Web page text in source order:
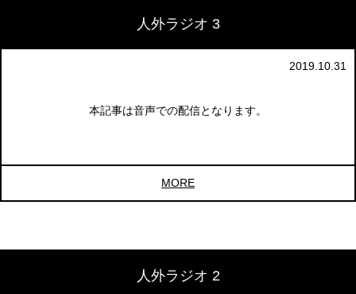
人外ラジオ 3
2019.10.31
本記事は音声での配信となります。
MORE
人外ラジオ 2